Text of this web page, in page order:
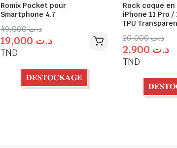
Romix Pocket pour
Smartphone 4.7
د.ت49,000
د.ت
TND
𝐃𝐄́𝐒𝐓𝐎𝐂𝐊𝐀𝐆𝐄
Rock coque
iPhone 11 Pro /
TPU
د.ت20,000
د.ت
TND